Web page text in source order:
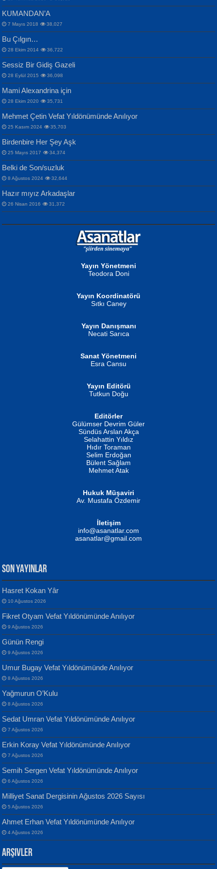
İPEK ACAR SERT
Gazze’nin Şecaati, Ümmetin İmtihanı...
MAHMUT GÜRBÜZ
İbrahim Olmak ve Bitirebilmek...
NURAN KÖSE BAYDAR
İSMAİL OKUTAN
Erkeklerin Kahrolması Ne Demektir
MUSTAFA KELOĞLU
Yarına İz Bırakmak...
ATİLLA ÖZEN
Sultan Olmadan Önce Eyüp...
EKREM KARABABA
Yaralı Şiir...
Selahattin Yıldız
İdrakimle Üşürken...
Songül Özel
Mahzen...
Ben Deniz Değilim ki...
Evvel Zaman Tanrıçası...
Yılmaz Ekinci
Geceye Söylenen...
Banu Sancak
Defterimden İçeri...
İsmail Aydos
İnkisar...
ERDEM BAYAZIT
Sana, Bana, Vatanıma, Ülkemin
İnsanlarına Dair...
NAZIM HİKMET RAN
Bir Cezaevinde, Tecritteki Adamın
Mektupları...
KUMANDAN’A
7 Mayıs 2018 38,027
Bu Çılgın…
28 Ekim 2014 36,722
Sessiz Bir Gidiş Gazeli
28 Eylül 2015 36,098
Mami Alexandrina için
28 Ekim 2020 35,731
Mehmet Çetin Vefat Yıldönümünde Anılıyor
25 Kasım 2024 35,703
Birdenbire Her Şey Aşk
25 Mayıs 2017 34,374
Belki de Son/suzluk
8 Ağustos 2024 32,644
Hazır mıyız Arkadaşlar
26 Nisan 2016 31,372
Yayın Yönetmeni
Teodora Doni
Yayın Koordinatörü
Sıtkı Caney
Yayın Danışmanı
Necati Sarıca
Sanat Yönetmeni
Esra Cansu
Yayın Editörü
Tutkun Doğu
Editörler
Gülümser Devrim Güler
Sündüs Arslan Akça
Selahattin Yıldız
Hıdır Toraman
Selim Erdoğan
Bülent Sağlam
Mehmet Atak
Hukuk Müşaviri
Av. Mustafa Özdemir
İletişim
info@asanatlar.com
asanatlar@gmail.com
SON YAYINLAR
Hasret Kokan Yâr
10 Ağustos 2026
Fikret Otyam Vefat Yıldönümünde Anılıyor
9 Ağustos 2026
Günün Rengi
9 Ağustos 2026
Umur Bugay Vefat Yıldönümünde Anılıyor
8 Ağustos 2026
Yağmurun O’Kulu
8 Ağustos 2026
Sedat Umran Vefat Yıldönümünde Anılıyor
7 Ağustos 2026
Erkin Koray Vefat Yıldönümünde Anılıyor
7 Ağustos 2026
Semih Sergen Vefat Yıldönümünde Anılıyor
6 Ağustos 2026
Milliyet Sanat Dergisinin Ağustos 2026 Sayısı
5 Ağustos 2026
Ahmet Erhan Vefat Yıldönümünde Anılıyor
4 Ağustos 2026
Arşivler